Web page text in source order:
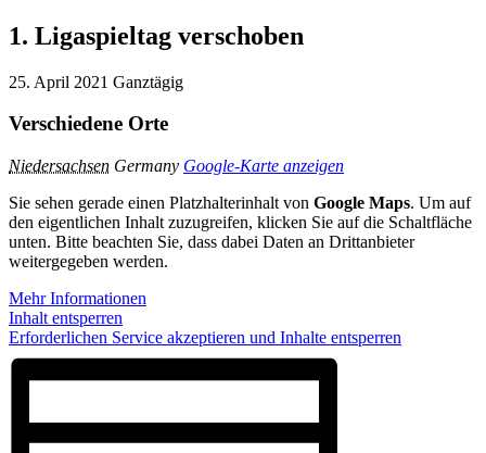
1. Ligaspieltag verschoben
25. April 2021 Ganztägig
Verschiedene Orte
Niedersachsen Germany Google-Karte anzeigen
Sie sehen gerade einen Platzhalterinhalt von Google Maps. Um auf
den eigentlichen Inhalt zuzugreifen, klicken Sie auf die Schaltfläche
unten. Bitte beachten Sie, dass dabei Daten an Drittanbieter
weitergegeben werden.
Mehr Informationen
Inhalt entsperren
Erforderlichen Service akzeptieren und Inhalte entsperren